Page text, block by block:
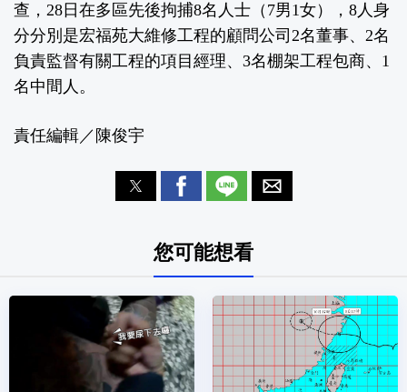
查，28日在多區先後拘捕8名人士（7男1女），8人身
分分別是宏福苑大維修工程的顧問公司2名董事、2名
負責監督有關工程的項目經理、3名棚架工程包商、1
名中間人。
責任編輯／陳俊宇
您可能想看